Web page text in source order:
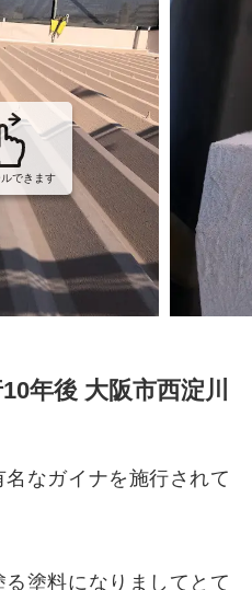
できます
年後 大阪市西淀川
なガイナを施行されて
塗料になりましてとて